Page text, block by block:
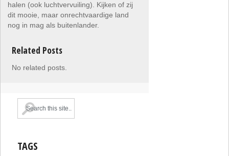
halen (ook luchtvervuiling). Kijken of zij
dit mooie, maar onrechtvaardige land
nog in mag als buitenlander.
Related Posts
No related posts.
TAGS